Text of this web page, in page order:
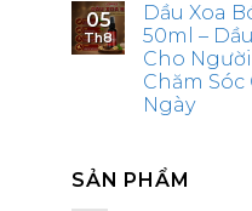
05
Th8
Dầu Xoa
50ml –
Cho
Chăm Sóc
Ngày
SẢN PHẨM